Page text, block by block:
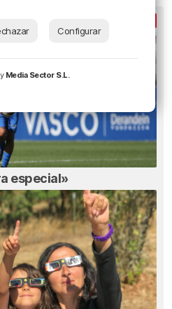
especial»
Configurar
Media Sector S.L.